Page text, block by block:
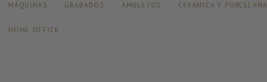
MÁQUINAS GRABADOS AMULETOS CERÁMICA Y PORCELANA
HOME OFFICE